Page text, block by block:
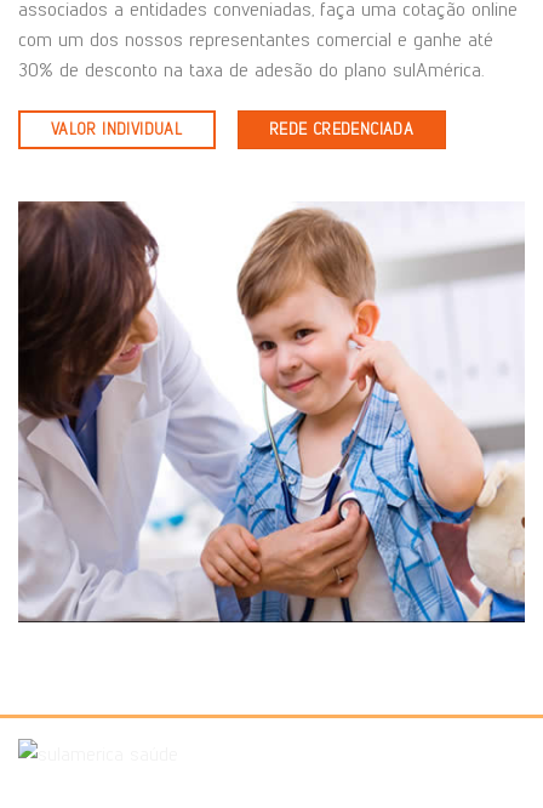
associados a entidades conveniadas, faça uma cotação online
com um dos nossos representantes comercial e ganhe até
30% de desconto na taxa de adesão do plano sulAmérica.
VALOR INDIVIDUAL REDE CREDENCIADA